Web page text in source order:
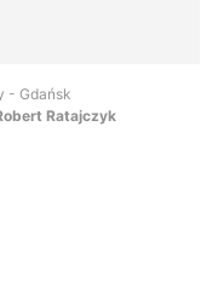
- Gdańsk
Ratajczyk